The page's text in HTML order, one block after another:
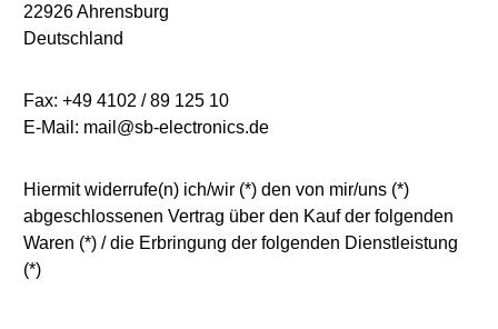
22926 Ahrensburg
Deutschland
Fax: +49 4102 / 89 125 10
E-Mail: mail@sb-electronics.de
Hiermit widerrufe(n) ich/wir (*) den von mir/uns (*)
abgeschlossenen Vertrag über den Kauf der folgenden
Waren (*) / die Erbringung der folgenden Dienstleistung
(*)